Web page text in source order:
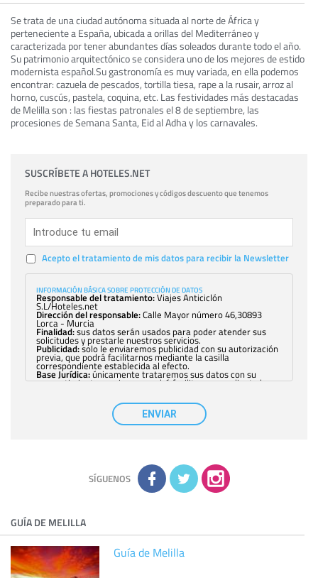
Se trata de una ciudad autónoma situada al norte de África y
perteneciente a España, ubicada a orillas del Mediterráneo y
caracterizada por tener abundantes días soleados durante todo el año.
Su patrimonio arquitectónico se considera uno de los mejores de estido
modernista español.Su gastronomía es muy variada, en ella podemos
encontrar: cazuela de pescados, tortilla tiesa, rape a la rusair, arroz al
horno, cuscús, pastela, coquina, etc. Las festividades más destacadas
de Melilla son : las fiestas patronales el 8 de septiembre, las
procesiones de Semana Santa, Eid al Adha y los carnavales.
SUSCRÍBETE A HOTELES.NET
Recibe nuestras ofertas, promociones y códigos descuento que tenemos
preparado para ti.
Acepto el tratamiento de mis datos para recibir la Newsletter
INFORMACIÓN BÁSICA SOBRE PROTECCIÓN DE DATOS
Responsable del tratamiento:Viajes Anticiclón
S.L/Hoteles.net
Dirección del responsable:Calle Mayor número 46,30893
Lorca - Murcia
Finalidad:sus datos serán usados para poder atender sus
solicitudes y prestarle nuestros servicios.
Publicidad:solo le enviaremos publicidad con su autorización
previa, que podrá facilitarnos mediante la casilla
correspondiente establecida al efecto.
Base Jurídica:únicamente trataremos sus datos con su
consentimiento previo, que podrá facilitarnos mediante la
con carácter general, sólo el personal de
nuestra entidad que esté debidamente autorizado podrá
tener conocimiento de la información que le pedimos. No se
comunicarán datos a terceros.
adicional y detallada sobre cómo tratamos sus datos en la
política de privacidad
ENVIAR
SÍGUENOS
GUÍA DE MELILLA
Guía de Melilla